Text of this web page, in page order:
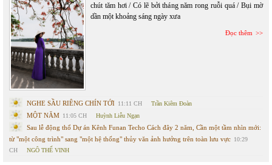
chút tăm hơi / Có lẽ bởi tháng năm rong ruỗi quá / Bụi mờ
dần một khoảng sáng ngày xưa
Đọc thêm
NGHE SẦU RIÊNG CHÍN TỚI 11:11 CH Trần Kiêm Đoàn
MỘT NĂM 11:05 CH Huỳnh Liễu Ngạn
Sau lễ động thổ Dự án Kênh Funan Techo Cách đây 2 năm, Cần một tầm nhìn mới:
từ "một công trình" sang "một hệ thống" thủy văn ảnh hưởng trên toàn lưu vực 10:29
CH
NGÔ THẾ VINH